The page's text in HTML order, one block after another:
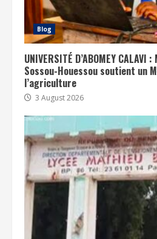
Blog
UNIVERSITÉ D’ABOMEY
Sossou-Houessou soutient un
l’agriculture
3 August 2026